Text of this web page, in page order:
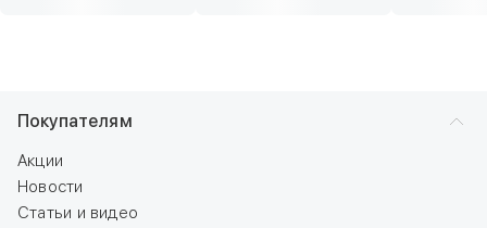
Покупателям
Акции
Новости
Статьи и видео